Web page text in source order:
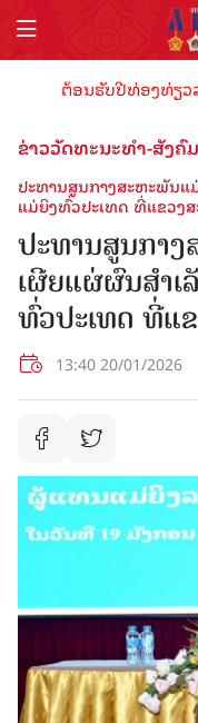
ຕ້ອນຮັບປີທ່ອງທ່ຽວລາ
ຂ່າວວັດທະນະທຳ-ສັງຄົມ
ປະທານສູນກາງສະຫະພັນແ
ແມ່ຍິງທົ່ວປະເທດ ທີ່ແຂວງ
ປະທານສູນກາ
ເຜີຍແຜ່ຜົນສໍາເ
ທົ່ວປະເທດ ທີ່ແ
13:40 20/01/2026